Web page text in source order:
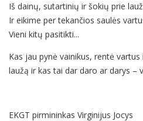
Iš dainų, sutartinių ir šokių prie
Ir eikime per tekančios saulės
Vieni kitų pasitikti...
Kas jau pynė vainikus, rentė
laužą ir kas tai dar daro ar darys –
EKGT pirmininkas Virginijus Jocys